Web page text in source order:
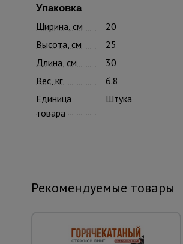
Упаковка
Ширина, см
20
Высота, см
25
Длина, см
30
Вес, кг
6.8
Единица
товара
Штука
Рекомендуемые товары